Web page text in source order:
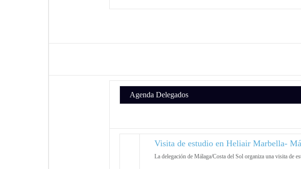
Agenda Delegados
Visita de estudio en Heliair Marbella-
La delegación de Málaga/Costa del Sol organiza una visita de